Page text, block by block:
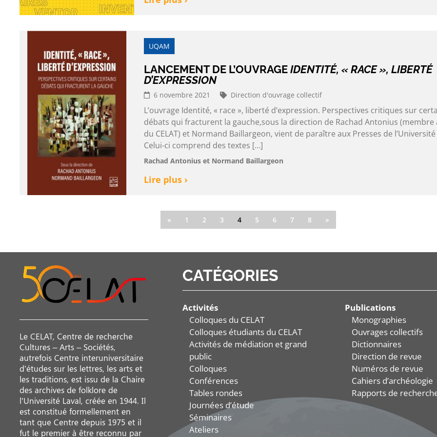
UQAM
LANCEMENT DE L’OUVRAGEIDENTITÉ, « RACE », LIBERTÉ
D’EXPRESSION
6 novembre 2021 Direction d'ouvrage collectif
L’ouvrage Identité, « race », liberté d’expression. Perspectives critiques sur
débats qui fracturent la gauche,sous la direction de Rachad Antonius (membre
du CELAT) et Normand Baillargeon, vient de paraître aux Presses de l’Université
Celui-ci comprend des textes […]
Rachad Antonius et Normand Baillargeon
Lire plus ›
« 1 2 3 4 5 6 7 8 »
Le CELAT, Centre de recherche
Cultures – Arts – Sociétés,
autrefois Centre interuniversitaire
d’études sur les lettres, les arts et
les traditions, est issu de la Chaire
des archives de folklore de
l’Université Laval, créée en 1944. Il
est constitué formellement en
tant que Centre depuis 1975 et il
fut le premier à être reconnu par
CATÉGORIES
Activités
Colloques du CELAT
Colloques étudiants du CELAT
Activités de médiation et grand
public
Colloques
Conférences
Tables rondes
Journées d’étude
Séminaires
Ateliers
Publications
Monographies
Ouvrages collectifs
Dictionnaires
Direction de revue
Numéros de revue
Cahiers d’archéologie
Rapports de